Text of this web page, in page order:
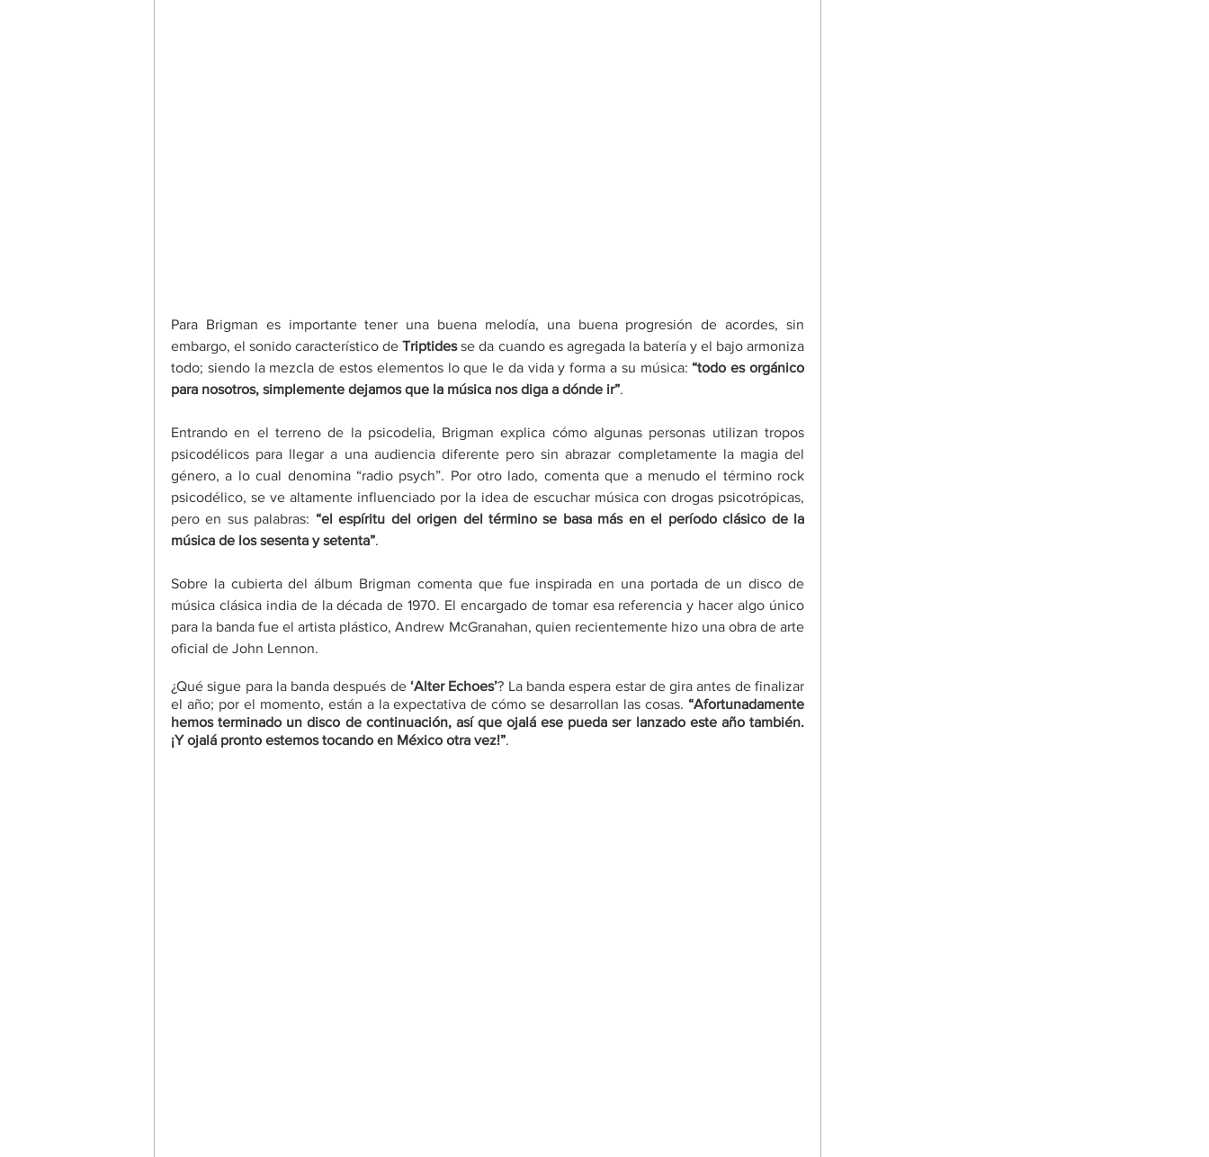
Para Brigman es importante tener una buena melodía, una buena progresión de acordes, sin
embargo, el sonido característico de Triptides se da cuando es agregada la batería y el bajo armoniza
todo; siendo la mezcla de estos elementos lo que le da vida y forma a su música: “todo es orgánico
para nosotros, simplemente dejamos que la música nos diga a dónde ir”.
Entrando en el terreno de la psicodelia, Brigman explica cómo algunas personas utilizan tropos
psicodélicos para llegar a una audiencia diferente pero sin abrazar completamente la magia del
género, a lo cual denomina “radio psych”. Por otro lado, comenta que a menudo el término rock
psicodélico, se ve altamente influenciado por la idea de escuchar música con drogas psicotrópicas,
pero en sus palabras: “el espíritu del origen del término se basa más en el período clásico de la
música de los sesenta y setenta”.
Sobre la cubierta del álbum Brigman comenta que fue inspirada en una portada de un disco de
música clásica india de la década de 1970. El encargado de tomar esa referencia y hacer algo único
para la banda fue el artista plástico, Andrew McGranahan, quien recientemente hizo una obra de arte
oficial de John Lennon.
¿Qué sigue para la banda después de ‘Alter Echoes’? La banda espera estar de gira antes de finalizar
el año; por el momento, están a la expectativa de cómo se desarrollan las cosas. “Afortunadamente
hemos terminado un disco de continuación, así que ojalá ese pueda ser lanzado este año también.
¡Y ojalá pronto estemos tocando en México otra vez!”.